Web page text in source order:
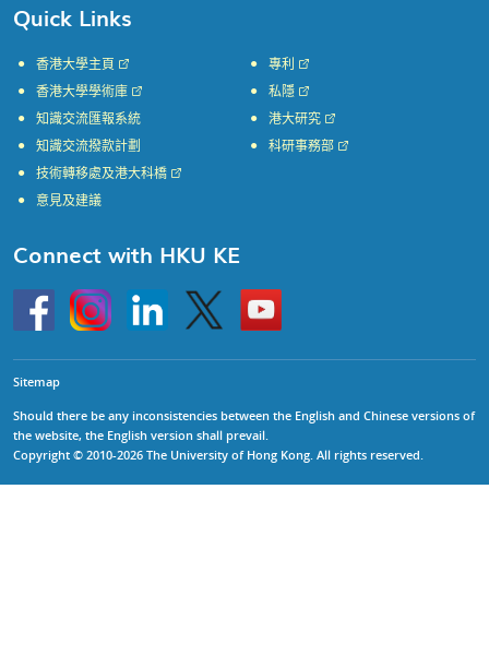
Quick Links
香港大學主頁
香港大學學術庫
知識交流匯報系統
知識交流撥款計劃
專利
私隱
港大研究
科研事務部
技術轉移處及港大科橋
意見及建議
Connect with HKU KE
HKU
InstagramLinkedin Twitter
Go
to
HKU
Sitemap
Should there be any inconsistencies between the English and Chinese versions of
the website, the English version shall prevail.
Copyright © 2010-2026 The University of Hong Kong. All rights reserved.